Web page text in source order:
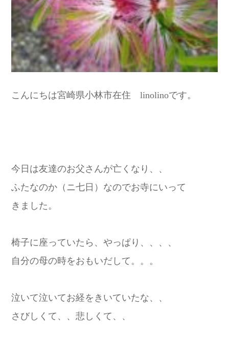
こんにちは宮崎県小林市在住 linolinoです。
今日は友達のお父さんが亡くなり、、
ふたなのか（ニ七日）なのでお寺にいって
きました。
椅子に座っていたら、やっぱり、、、、
自分の母の時をおもいだして。。。
泣いて泣いてお経をきいていたな、、
さびしくて、、悲しくて、、